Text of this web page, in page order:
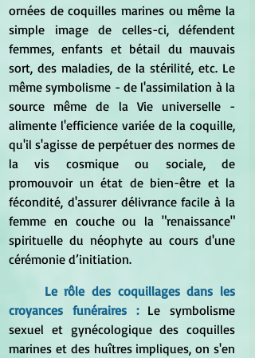
ornées de coquilles marines ou même la
simple image de celles-ci, défendent
femmes, enfants et bétail du mauvais
sort, des maladies, de la stérilité, etc. Le
même symbolisme - de l'assimilation à la
source même de la Vie universelle -
alimente l'efficience variée de la coquille,
qu'il s'agisse de perpétuer des normes de
la vis cosmique ou sociale, de
promouvoir un état de bien-être et la
fécondité, d'assurer délivrance facile à la
femme en couche ou la "renaissance"
spirituelle du néophyte au cours d'une
cérémonie d’initiation.
Le rôle des coquillages dans les
croyances funéraires : Le symbolisme
sexuel et gynécologique des coquilles
marines et des huîtres impliques, on s'en